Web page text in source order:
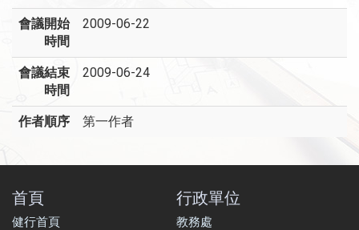
會議開始
時間
2009-06-22
會議結束
時間
2009-06-24
作者順序 第一作者
首頁
健行首頁
行政單位
教務處